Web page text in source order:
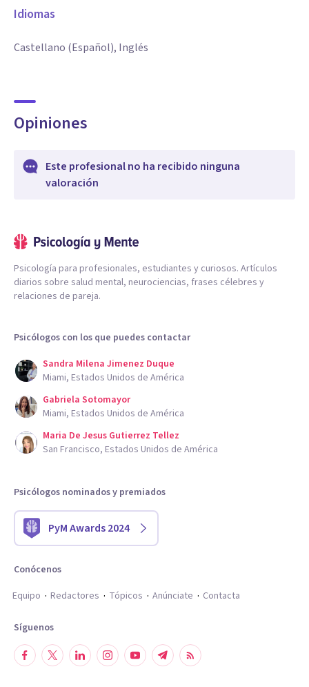
Idiomas
Castellano (Español), Inglés
Opiniones
Este profesional no ha recibido ninguna
valoración
Psicología para profesionales, estudiantes y curiosos. Artículos
diarios sobre salud mental, neurociencias, frases célebres y
relaciones de pareja.
Psicólogos con los que puedes contactar
Sandra Milena Jimenez Duque
Miami, Estados Unidos de América
Gabriela Sotomayor
Miami, Estados Unidos de América
Maria De Jesus Gutierrez Tellez
San Francisco, Estados Unidos de América
Psicólogos nominados y premiados
PyM Awards 2024
Conócenos
Equipo
Redactores Tópicos Anúnciate Contacta
Síguenos